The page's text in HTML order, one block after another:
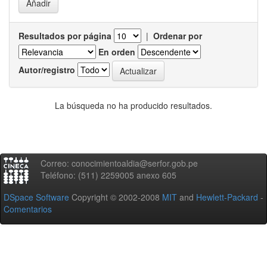
Resultados por página | Ordenar por
En orden
Autor/registro
La búsqueda no ha producido resultados.
Correo: conocimientoaldia@serfor.gob.pe
Teléfono: (511) 2259005 anexo 605
DSpace Software Copyright © 2002-2008 MIT and Hewlett-Packard -
Comentarios